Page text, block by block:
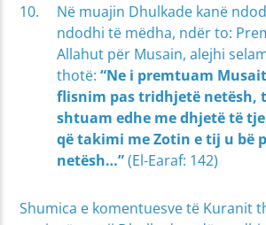
Në muajin Dhulkade kanë
ndodhi të mëdha, ndër to:
Allahut për Musain, alejhi
thotë:“Ne i premtuam Musait
flisnim pas tridhjetë netësh,
shtuam edhe me dhjetë të
që takimi me Zotin e tij u bë
netësh…”(El-Earaf: 142)
Shumica e komentuesve të Kuranit